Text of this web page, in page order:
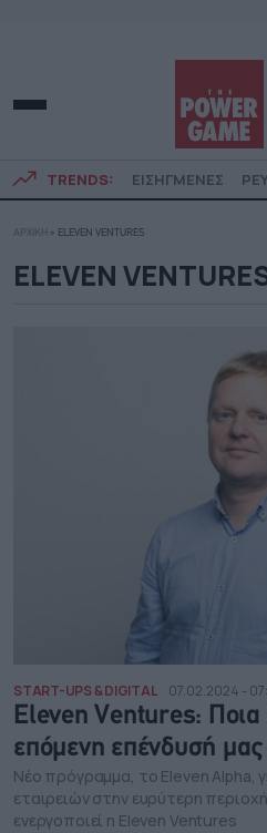
TRENDS: ΕΙΣΗΓΜΕΝΕΣ
ΑΡΧΙΚΗ » ELEVEN VENTURES
ELEVEN
START-UPS & DIGITAL 07.02.2024 -
Eleven Ventures: Ποια
επόμενη επένδυσή
Νέο πρόγραμμα, το Eleven Alpha,
εταιρειών στην ευρύτερη
ενεργοποιεί η Eleven Ventures